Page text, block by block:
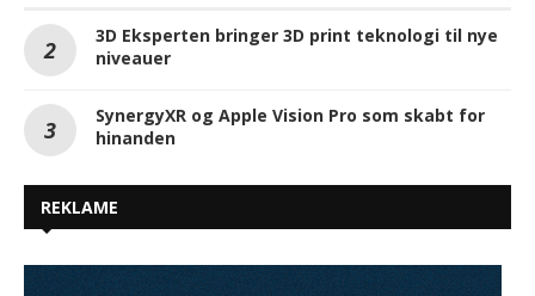
3D Eksperten bringer 3D print teknologi til nye
niveauer
SynergyXR og Apple Vision Pro som skabt for
hinanden
REKLAME